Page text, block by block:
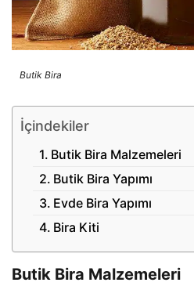
Butik Bira
İçindekiler
Butik Bira Malzemeleri
Butik Bira Yapımı
Evde Bira Yapımı
Bira Kiti
Butik Bira Malzemeleri